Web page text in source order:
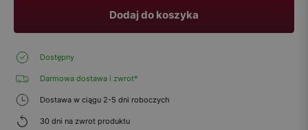
Dodaj do koszyka
Dostępny
Darmowa dostawa i zwrot*
Dostawa w ciągu 2-5 dni roboczych
30 dni na zwrot produktu